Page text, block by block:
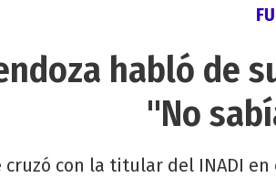
habló de
"No
cruzó con la titular del INADI